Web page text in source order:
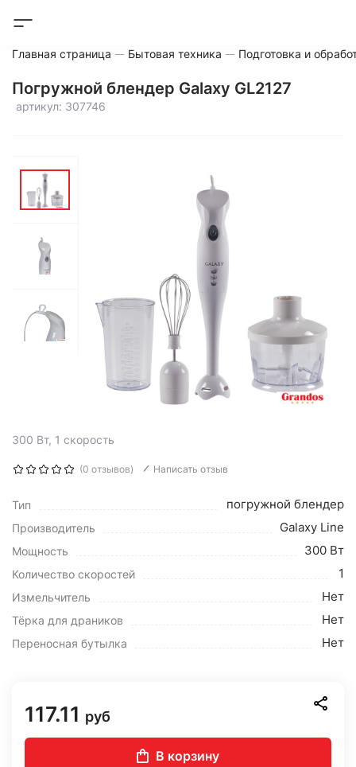
Главная страница Бытовая техника Подготовка и
Погружной блендер Galaxy GL2127
артикул: 307746
300 Вт, 1 скорость
(0 отзывов) Написать отзыв
Тип погружной блендер
Производитель Galaxy Line
Мощность 300 Вт
Количество скоростей 1
Измельчитель Нет
Тёрка для драников Нет
Переносная бутылка Нет
117.11 руб
В корзину